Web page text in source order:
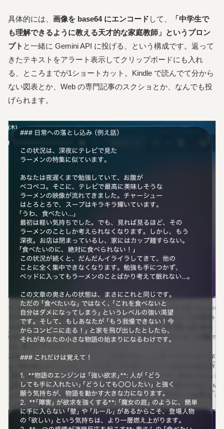
具体的には、 画像を base64 にエンコード して、
「中学生で
も理解できるように教える天才的な家庭教師」というプロン
プト と一緒に Gemini API に投げる、という構成です。返って
きたテキストをアラート表示してクリップボードにも入れ
る、ところまでが1ショートカット。Kindle で読んでて分から
ない図表とか、Web の専門記事のスクショとか、なんでも投
げられます。